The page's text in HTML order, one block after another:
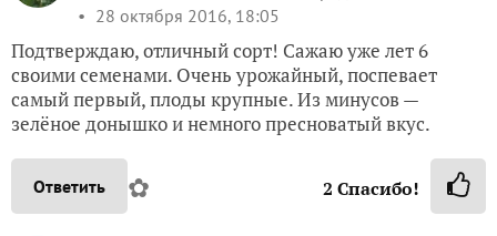
28 октября 2016, 18:05
Подтверждаю, отличный сорт! Сажаю уже лет 6
своими семенами. Очень урожайный, поспевает
самый первый, плоды крупные. Из минусов —
зелёное донышко и немного пресноватый вкус.
Ответить ✿ 2 Спасибо!